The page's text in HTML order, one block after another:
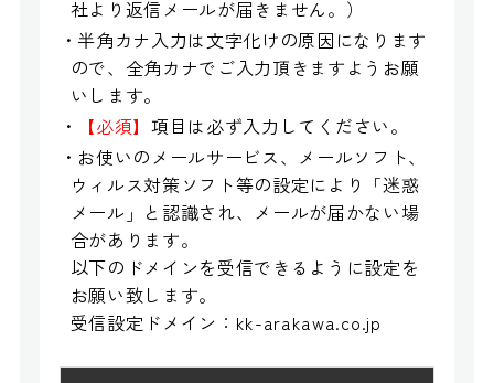
社より返信メールが届きません。）
・半角カナ入力は文字化けの原因になります
ので、全角カナでご入力頂きますようお願
いします。
・
【必須】項目は必ず入力してください。
・お使いのメールサービス、メールソフト、
ウィルス対策ソフト等の設定により「迷惑
メール」と認識され、メールが届かない場
合があります。
以下のドメインを受信できるように設定を
お願い致します。
受信設定ドメイン：kk-arakawa.co.jp